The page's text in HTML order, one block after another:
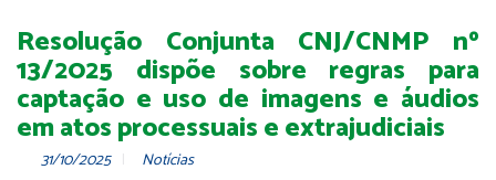
Resolução Conjunta CNJ/CNMP nº
13/2025 dispõe sobre regras para
captação e uso de imagens e áudios
em atos processuais e extrajudiciais
31/10/2025 Notícias